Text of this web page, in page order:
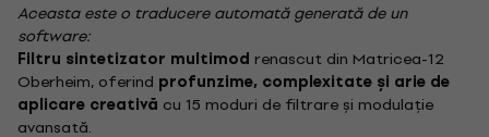
Aceasta este o traducere automată generată de un
software:
Filtru sintetizator multimod renascut din Matricea-12
Oberheim, oferind profunzime, complexitate și arie de
aplicare creativă cu 15 moduri de filtrare și modulație
avansată.